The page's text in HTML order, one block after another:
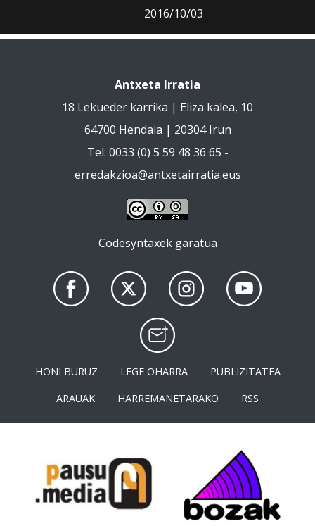
2016/10/03
Antxeta Irratia
18 Lekueder karrika | Eliza kalea, 10
64700 Hendaia | 20304 Irun
Tel: 0033 (0) 5 59 48 36 65 -
erredakzioa@antxetairratia.eus
Codesyntaxek garatua
HONI BURUZ LEGE OHARRA
PUBLIZITATEA
ARAUAK
HARREMANETARAKO RSS